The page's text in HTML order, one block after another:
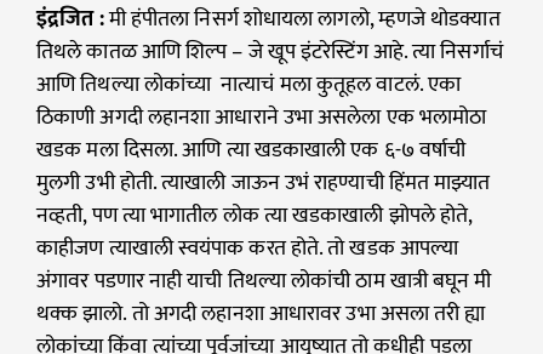
इंद्रजित :मी हंपीतला निसर्ग शोधायला लागलो, म्हणजे थोडक्यात
तिथले कातळ आणि शिल्प – जे खूप इंटरेस्टिंग आहे. त्या निसर्गाचं
आणि तिथल्या लोकांच्या नात्याचं मला कुतूहल वाटलं. एका
ठिकाणी अगदी लहानशा आधाराने उभा असलेला एक भलामोठा
खडक मला दिसला. आणि त्या खडकाखाली एक ६-७ वर्षाची
मुलगी उभी होती. त्याखाली जाऊन उभं राहण्याची हिंमत माझ्यात
नव्हती, पण त्या भागातील लोक त्या खडकाखाली झोपले होते,
काहीजण त्याखाली स्वयंपाक करत होते. तो खडक आपल्या
अंगावर पडणार नाही याची तिथल्या लोकांची ठाम खात्री बघून मी
थक्क झालो. तो अगदी लहानशा आधारावर उभा असला तरी ह्या